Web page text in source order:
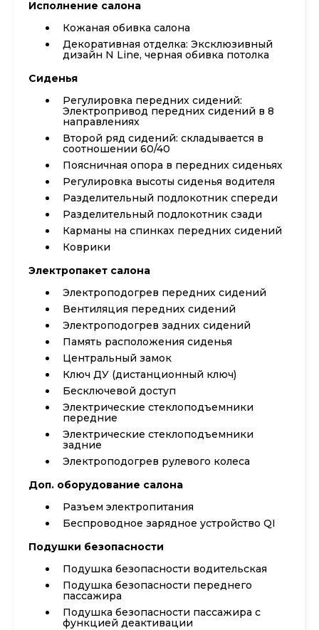
Исполнение салона
Кожаная обивка салона
Декоративная отделка: Эксклюзивный
дизайн N Line, черная обивка потолка
Сиденья
Регулировка передних сидений:
Электропривод передних сидений в 8
направлениях
Второй ряд сидений: складывается в
соотношении 60/40
Поясничная опора в передних сиденьях
Регулировка высоты сиденья водителя
Разделительный подлокотник спереди
Разделительный подлокотник сзади
Карманы на спинках передних сидений
Коврики
Электропакет салона
Электроподогрев передних сидений
Вентиляция передних сидений
Электроподогрев задних сидений
Память расположения сиденья
Центральный замок
Ключ ДУ (дистанционный ключ)
Бесключевой доступ
Электрические стеклоподъемники
передние
Электрические стеклоподъемники
задние
Электроподогрев рулевого колеса
Доп. оборудование салона
Разъем электропитания
Беспроводное зарядное устройство QI
Подушки безопасности
Подушка безопасности водительская
Подушка безопасности переднего
пассажира
Подушка безопасности пассажира с
функцией деактивации